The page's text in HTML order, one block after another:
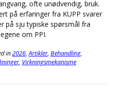
ofte unødvendig, bruk.
på erfaringer fra KUPP svarer
på sju typiske spørsmål fra
om PPI.
in2026,Artikler, Behandling,
, Virkningsmekanisme